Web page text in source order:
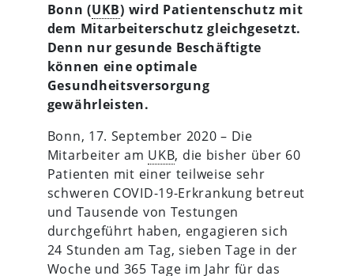
Bonn (UKB) wird Patientenschutz mit
dem Mitarbeiterschutz gleichgesetzt.
Denn nur gesunde Beschäftigte
können eine optimale
Gesundheitsversorgung
gewährleisten.
Bonn, 17. September 2020 – Die
Mitarbeiter am UKB, die bisher über 60
Patienten mit einer teilweise sehr
schweren COVID-19-Erkrankung betreut
und Tausende von Testungen
durchgeführt haben, engagieren sich
24 Stunden am Tag, sieben Tage in der
Woche und 365 Tage im Jahr für das